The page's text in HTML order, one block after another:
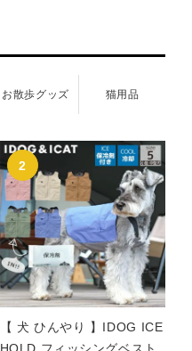
お散歩グッズ 猫用品
【 犬 ひんやり 】IDOG ICE